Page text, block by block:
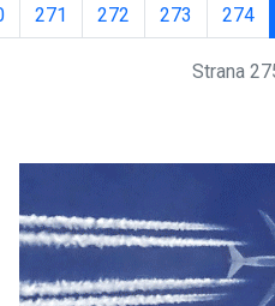
271 272 273 274
Strana